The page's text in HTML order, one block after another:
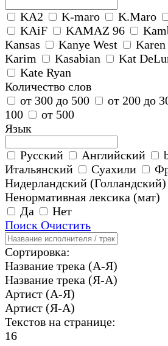
KA2
K-maro K.Maro
KAiF
KAMAZ 96
Kansas
Kanye West
Karim
Kasabian Kat
Kate Ryan
Количество слов
от 300 до 500
от 200 до
100
от 500
Язык
Русский
Английский
Итальянский
Суахили
Нидерландский (Голландский)
Ненормативная лексика (мат)
Да
Нет
Поиск Очистить
Сортировка:
Название трека (А-Я)
Название трека (Я-А)
Артист (А-Я)
Артист (Я-А)
Текстов на странице:
16